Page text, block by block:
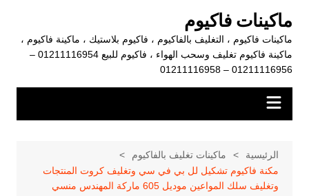
المحتوى
ماكينات فاكيوم
ماكينات فاكيوم ، التغليف بالفاكيوم ، فاكيوم بلاستيك ، ماكينة فاكيوم ،
ماكينة فاكيوم تغليف وسحب الهواء ، فاكيوم للبيع 01211116954 –
01211116956 – 01211116958
الرئيسية
ماكينات تغليف بالفاكيوم
مكنة فاكيوم تشكيل لل بي في سي وتغليف كروت المنتجات
وتغليف سلك المواعين موديل 605 ماركة المهندس منسي